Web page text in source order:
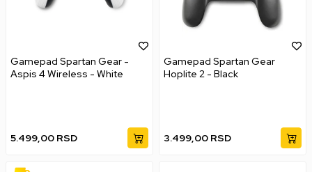
Gamepad Spartan Gear -
Aspis 4 Wireless - White
5.499,00 RSD
Gamepad Spartan Gear
Hoplite 2 - Black
3.499,00 RSD